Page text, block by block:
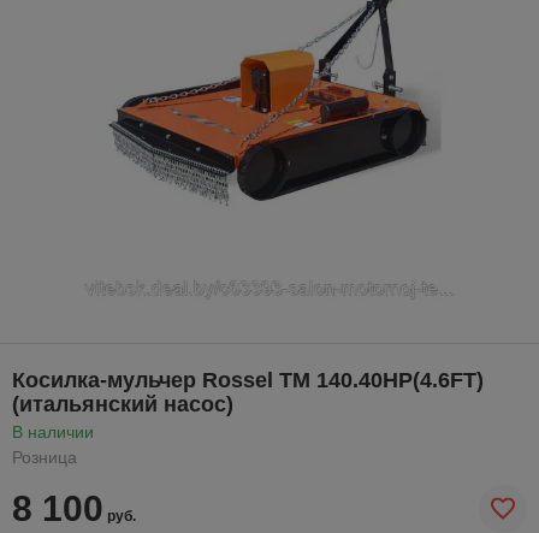
Косилка-мульчер Rossel TM 140.40HP(4.6FT)
(итальянский насос)
В наличии
Розница
8 100 руб.